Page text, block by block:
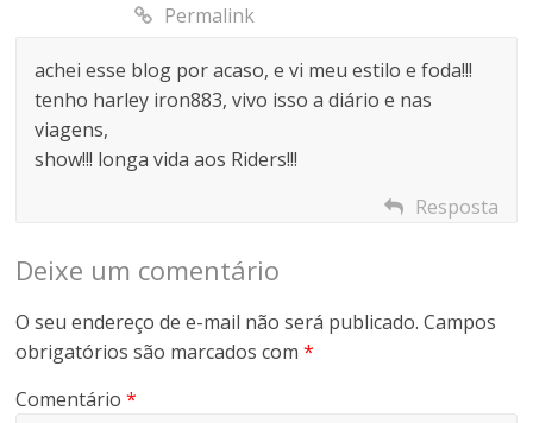
Permalink
achei esse blog por acaso, e vi meu estilo e foda!!!
tenho harley iron883, vivo isso a diário e nas
viagens,
show!!! longa vida aos Riders!!!
Resposta
Deixe um comentário
O seu endereço de e-mail não será publicado. Campos
obrigatórios são marcados com*
Comentário*